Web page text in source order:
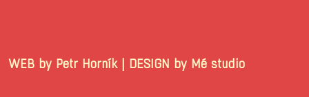
WEB by Petr Horník | DESIGN by Mé